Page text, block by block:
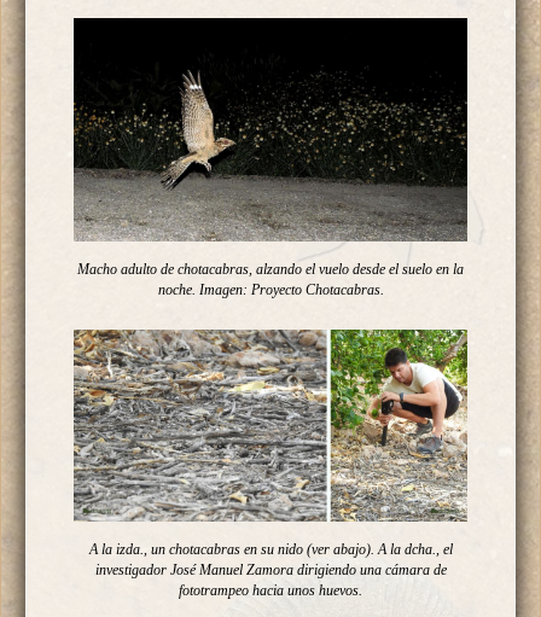
Macho adulto de chotacabras, alzando el vuelo desde el suelo en la
noche. Imagen: Proyecto Chotacabras.
A la izda., un chotacabras en su nido (ver abajo). A la dcha., el
investigador José Manuel Zamora dirigiendo una cámara de
fototrampeo hacia unos huevos.